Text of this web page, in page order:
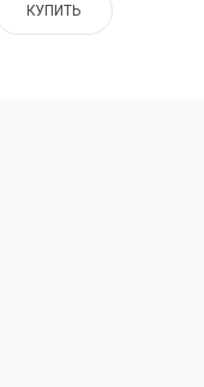
КУПИТЬ